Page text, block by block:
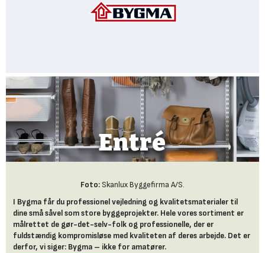
Entré
Foto: Skanlux Byggefirma A/S.
I Bygma får du professionel vejledning og kvalitetsmaterialer til
dine små såvel som store byggeprojekter. Hele vores sortiment er
målrettet de gør-det-selv-folk og professionelle, der er
fuldstændig kompromisløse med kvaliteten af deres arbejde. Det er
derfor, vi siger: Bygma – ikke for amatører.